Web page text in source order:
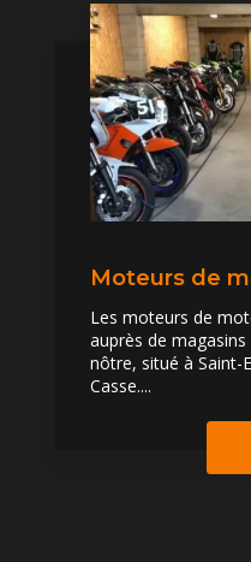
Moteurs de
Les moteurs de
auprès de
nôtre, situé à Saint-
Casse....